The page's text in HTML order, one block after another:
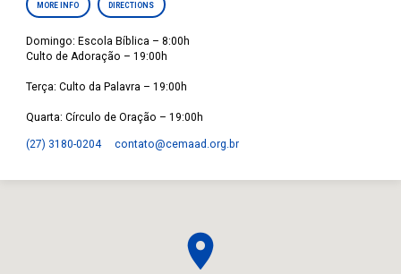
MORE INFO DIRECTIONS
Domingo: Escola Bíblica – 8:00h
Culto de Adoração – 19:00h
Terça: Culto da Palavra – 19:00h
Quarta: Círculo de Oração – 19:00h
(27) 3180-0204 contato​@cemaad.org.br